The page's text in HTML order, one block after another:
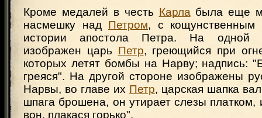
Кроме медалей в честь Карла была еще
насмешку над Петром, с кощунственным
истории апостола Петра. На одной
изображен царь Петр, греющийся при
которых летят бомбы на Нарву; надпись:
греяся". На другой стороне изображены
Нарвы, во главе их Петр, царская шапка
шпага брошена, он утирает слезы
вон, плакася горько".